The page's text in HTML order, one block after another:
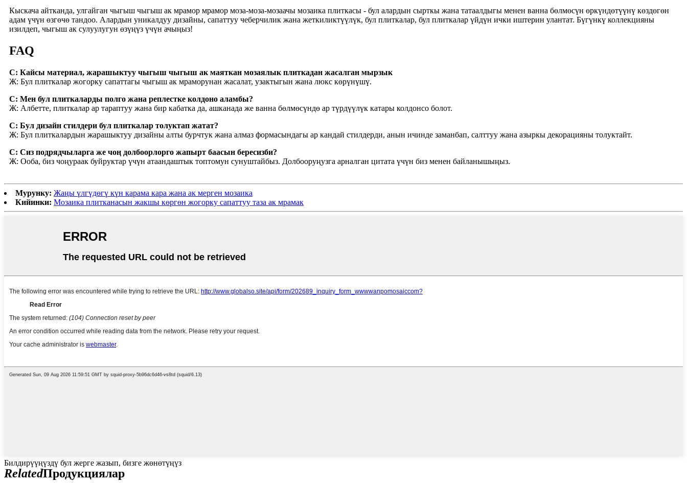
Кыскача айтканда, улгайган чыгыш чыгыш ак мрамор мрамор моза-моза-мозаачы мозаика плиткасы - бул алардын сырткы жана татаалдыгы менен ванна бөлмөсүн өркүндөтүүнү көздөгөн
адам үчүн өзгөчө тандоо. Алардын уникалдуу дизайны, сапаттуу чеберчилик жана жеткиликтүүлүк, бул плиткалар, бул плиткалар үйдүн ички иштерин улантат. Бүгүнкү коллекцияны
изилдеп, чыгыш ак сулуулугун өзүңүз үчүн ачыңыз!
FAQ
С: Кайсы материал, жарашыктуу чыгыш чыгыш ак маяткан мозаялык плиткадан жасалган мырзык
Ж: Бул плиткалар жогорку сапаттагы чыгыш ак мраморунан жасалат, узактыгын жана люкс көрүнүшү.
С: Мен бул плиткаларды полго жана реплестке колдоно аламбы?
Ж: Албетте, плиткалар ар тараптуу жана бир кабатка да, ашканада же ванна бөлмөсүндө ар түрдүүлүк катары колдонсо болот.
С: Бул дизайн стилдери бул плиткалар толуктап жатат?
Ж: Бул плиткалардын жарашыктуу дизайны алты бурчтук жана алмаз формасындагы ар кандай стилдерди, анын ичинде заманбап, салттуу жана азыркы декорацияны толуктайт.
С: Сиз подрядчыларга же чоң долбоорлорго жапырт баасын бересизби?
Ж: Ооба, биз чоңураак буйруктар үчүн атаандаштык топтомун сунуштайбыз. Долбооруңузга арналган цитата үчүн биз менен байланышыңыз.
Мурунку: Жаңы үлгүдөгү күн карама кара жана ак мерген мозаика
Кийинки: Мозаика плитканасын жакшы көргөн жогорку сапаттуу таза ак мрамак
Билдирүүңүздү бул жерге жазып, бизге жөнөтүңүз
RelatedПродукциялар